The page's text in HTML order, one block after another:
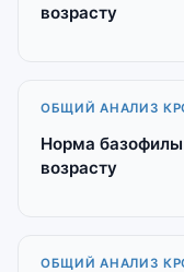
возрасту
ОБЩИЙ АНАЛИЗ
Норма
возрасту
ОБЩИЙ АНАЛИЗ